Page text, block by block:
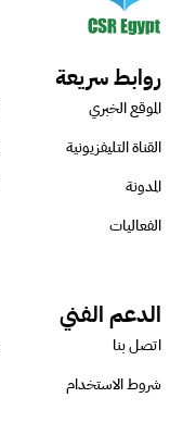
روابط سريعة
الموقع الخبري
القناة التليفزيونية
المدونة
الفعاليات
الدعم الفني
اتصل بنا
شروط الاستخدام